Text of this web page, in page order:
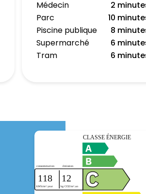
Médecin
2
Parc
10
Piscine publique
8
Supermarché
6
Tram
6